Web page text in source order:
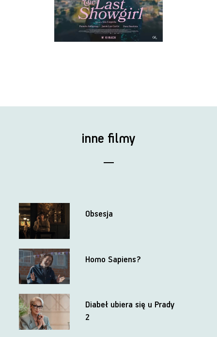
inne filmy
Obsesja
Homo Sapiens?
Diabeł ubiera się u Prady
2